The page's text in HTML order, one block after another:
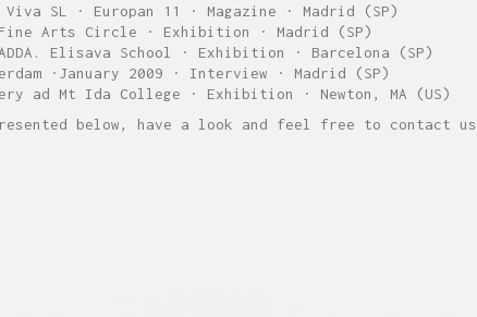
SL · Europan 11 · Magazine · Madrid (SP)
Fine Arts Circle · Exhibition · Madrid (SP)
Elisava School · Exhibition · Barcelona (SP)
·January 2009 · Interview · Madrid (SP)
ad Mt Ida College · Exhibition · Newton, MA (US)
below, have a look and feel free to contact us